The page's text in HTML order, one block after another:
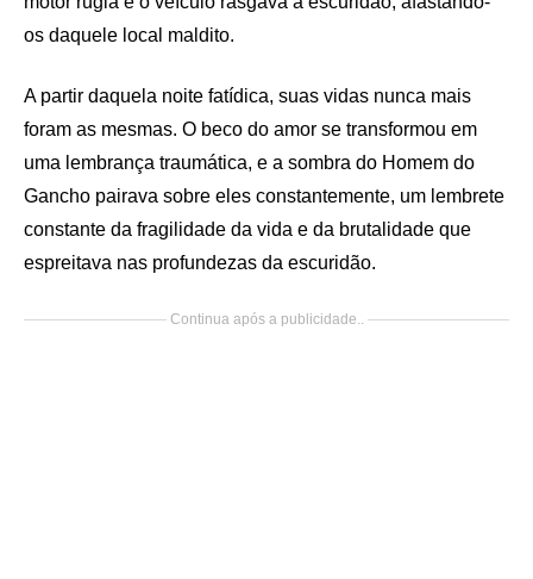
os daquele local maldito.
A partir daquela noite fatídica, suas vidas nunca mais
foram as mesmas. O beco do amor se transformou em
uma lembrança traumática, e a sombra do Homem do
Gancho pairava sobre eles constantemente, um lembrete
constante da fragilidade da vida e da brutalidade que
espreitava nas profundezas da escuridão.
Continua após a publicidade..